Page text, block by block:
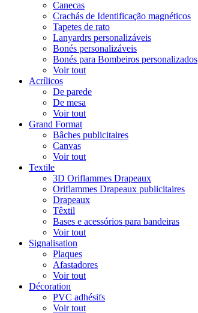
Canecas
Crachás de Identificação magnéticos
Tapetes de rato
Lanyardrs personalizáveis
Bonés personalizáveis
Bonés para Bombeiros personalizados
Voir tout
Acrílicos
De parede
De mesa
Voir tout
Grand Format
Bâches publicitaires
Canvas
Voir tout
Textile
3D Oriflammes Drapeaux
Oriflammes Drapeaux publicitaires
Drapeaux
Têxtil
Bases e acessórios para bandeiras
Voir tout
Signalisation
Plaques
Afastadores
Voir tout
Décoration
PVC adhésifs
Voir tout